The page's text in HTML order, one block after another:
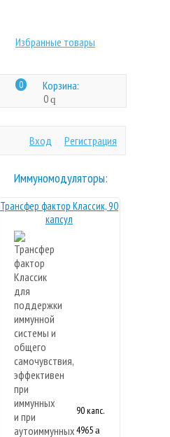
Избранные товары
0 Корзина:
0q
Вход Регистрация
Иммуномодуляторы:
Трансфер фактор Классик, 90
капсул
90 капс.
4965a